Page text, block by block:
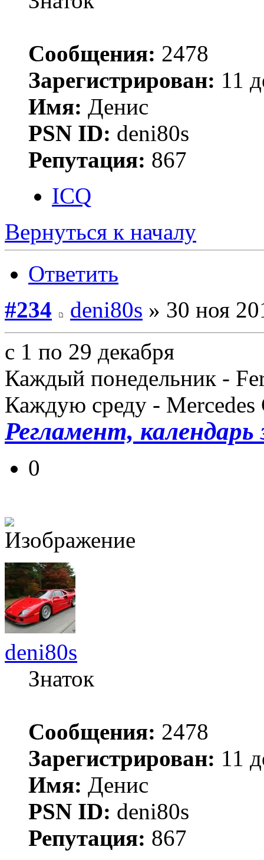
Сообщения: 2478
Зарегистрирован: 11
Имя: Денис
PSN ID: deni80s
Репутация: 867
ICQ
Вернуться к началу
Ответить
#234
deni80s » 30 ноя
с 1 по 29 декабря
Каждый понедельник -
Каждую среду - Mercedes
Регламент, календарь
0
deni80s
Знаток
Сообщения: 2478
Зарегистрирован: 11
Имя: Денис
PSN ID: deni80s
Репутация: 867